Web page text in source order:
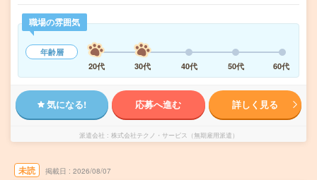
職場の雰囲気
年齢層
20代
30代 40代 50代 60代
気になる! 応募へ進む 詳しく見る
派遣会社 株式会社テクノ・サービス（無期雇用派遣）
未読 掲載日 2026/08/07